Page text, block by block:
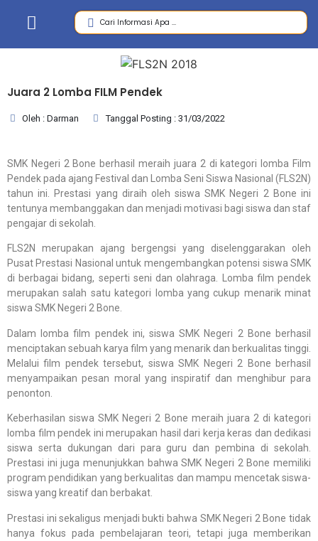
Juara 2 Lomba FILM Pendek
Oleh : Darman Tanggal Posting : 31/03/2022
SMK Negeri 2 Bone berhasil meraih juara 2 di kategori lomba Film
Pendek pada ajang Festival dan Lomba Seni Siswa Nasional (FLS2N)
tahun ini. Prestasi yang diraih oleh siswa SMK Negeri 2 Bone ini
tentunya membanggakan dan menjadi motivasi bagi siswa dan staf
pengajar di sekolah.
FLS2N merupakan ajang bergengsi yang diselenggarakan oleh
Pusat Prestasi Nasional untuk mengembangkan potensi siswa SMK
di berbagai bidang, seperti seni dan olahraga. Lomba film pendek
merupakan salah satu kategori lomba yang cukup menarik minat
siswa SMK Negeri 2 Bone.
Dalam lomba film pendek ini, siswa SMK Negeri 2 Bone berhasil
menciptakan sebuah karya film yang menarik dan berkualitas tinggi.
Melalui film pendek tersebut, siswa SMK Negeri 2 Bone berhasil
menyampaikan pesan moral yang inspiratif dan menghibur para
penonton.
Keberhasilan siswa SMK Negeri 2 Bone meraih juara 2 di kategori
lomba film pendek ini merupakan hasil dari kerja keras dan dedikasi
siswa serta dukungan dari para guru dan pembina di sekolah.
Prestasi ini juga menunjukkan bahwa SMK Negeri 2 Bone memiliki
program pendidikan yang berkualitas dan mampu mencetak siswa-
siswa yang kreatif dan berbakat.
Prestasi ini sekaligus menjadi bukti bahwa SMK Negeri 2 Bone tidak
hanya fokus pada pembelajaran teori, tetapi juga memberikan